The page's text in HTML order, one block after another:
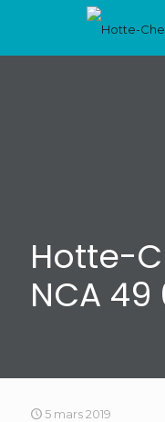
Hotte-
NCA 49
5 mars 2019